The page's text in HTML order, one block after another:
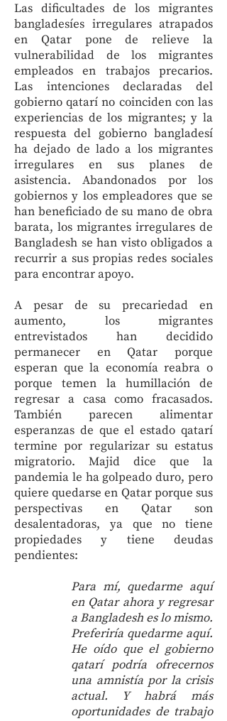
Las dificultades de los migrantes
bangladesíes irregulares atrapados
en Qatar pone de relieve la
vulnerabilidad de los migrantes
empleados en trabajos precarios.
Las intenciones declaradas del
gobierno qatarí no coinciden con las
experiencias de los migrantes; y la
respuesta del gobierno bangladesí
ha dejado de lado a los migrantes
irregulares en sus planes de
asistencia. Abandonados por los
gobiernos y los empleadores que se
han beneficiado de su mano de obra
barata, los migrantes irregulares de
Bangladesh se han visto obligados a
recurrir a sus propias redes sociales
para encontrar apoyo.
A pesar de su precariedad en
aumento, los migrantes
entrevistados han decidido
permanecer en Qatar porque
esperan que la economía reabra o
porque temen la humillación de
regresar a casa como fracasados.
También parecen alimentar
esperanzas de que el estado qatarí
termine por regularizar su estatus
migratorio. Majid dice que la
pandemia le ha golpeado duro, pero
quiere quedarse en Qatar porque sus
perspectivas en Qatar son
desalentadoras, ya que no tiene
propiedades y tiene deudas
pendientes:
Para mí, quedarme aquí
en Qatar ahora y regresar
a Bangladesh es lo mismo.
Preferiría quedarme aquí.
He oído que el gobierno
qatarí podría ofrecernos
una amnistía por la crisis
actual. Y habrá más
oportunidades de trabajo